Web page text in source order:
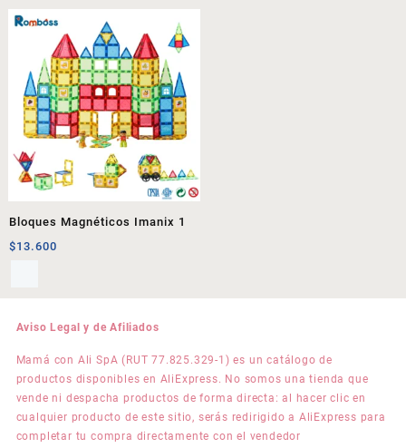
Bloques Magnéticos Imanix 1
$13.600
Aviso Legal y de Afiliados
Mamá con Ali SpA (RUT 77.825.329-1) es un catálogo de
productos disponibles en AliExpress. No somos una tienda que
vende ni despacha productos de forma directa: al hacer clic en
cualquier producto de este sitio, serás redirigido a AliExpress para
completar tu compra directamente con el vendedor